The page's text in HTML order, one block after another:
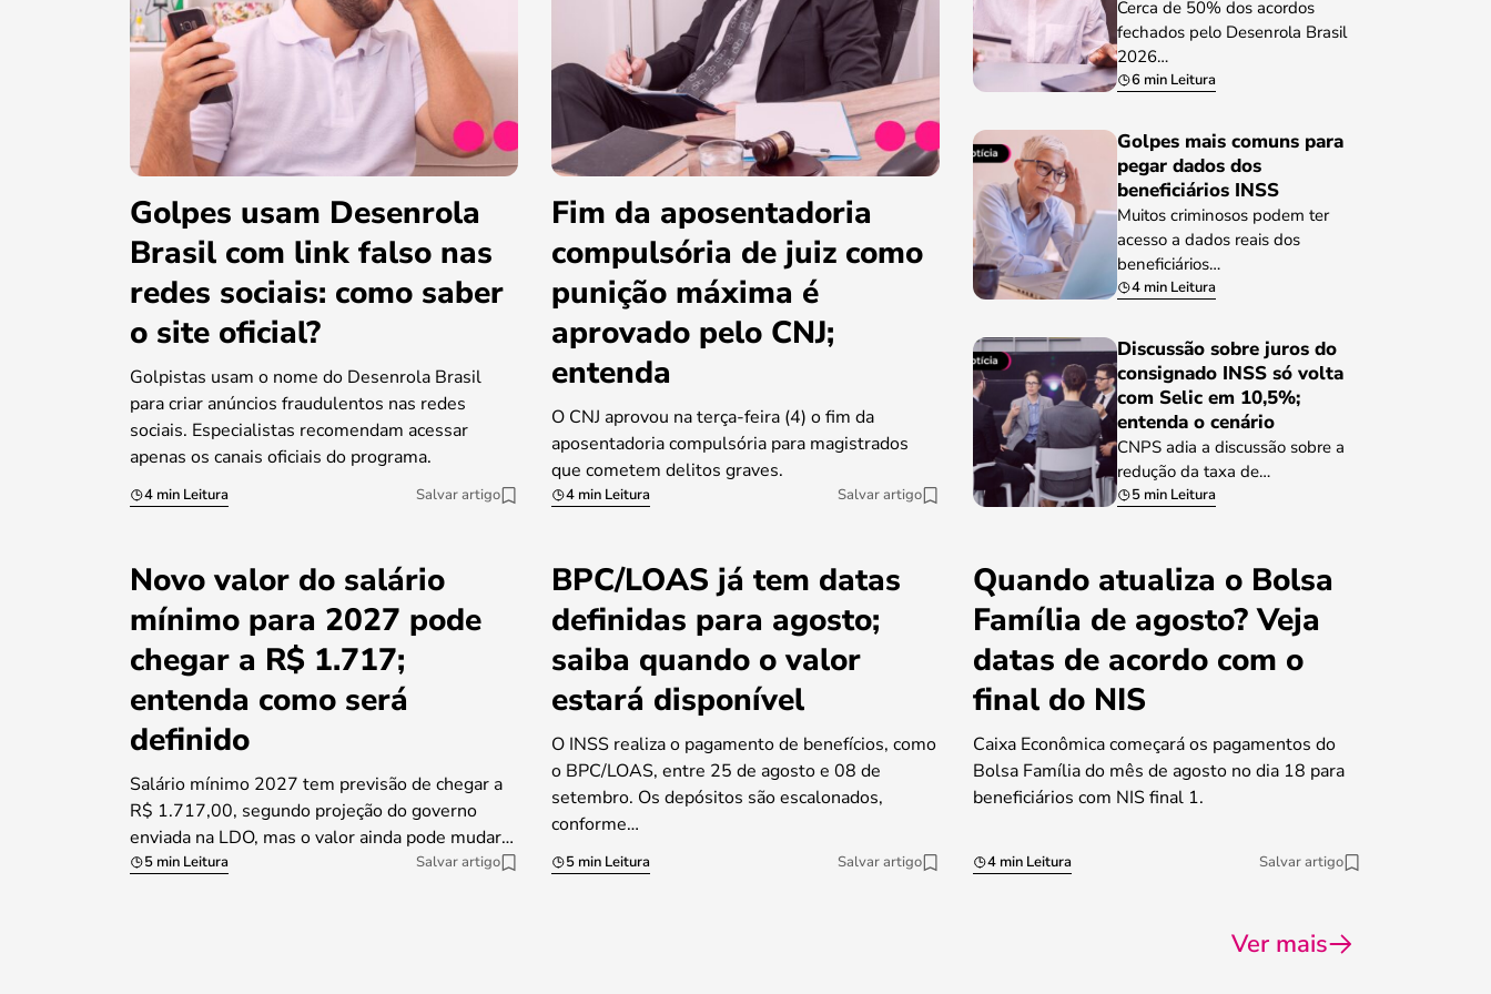
Golpes usam Desenrola
Brasil com link falso nas
redes sociais: como saber
o site oficial?
Golpistas usam o nome do Desenrola Brasil
para criar anúncios fraudulentos nas redes
sociais. Especialistas recomendam acessar
apenas os canais oficiais do programa.
4 min Leitura Salvar artigo
Fim da aposentadoria
compulsória de juiz como
punição máxima é
aprovado pelo CNJ;
entenda
O CNJ aprovou na terça-feira (4) o fim da
aposentadoria compulsória para magistrados
que cometem delitos graves.
4 min Leitura Salvar artigo
Cerca de 50% dos acordos
fechados pelo Desenrola Brasil
2026…
6 min Leitura
Golpes mais comuns para
pegar dados dos
beneficiários INSS
Muitos criminosos podem ter
acesso a dados reais dos
beneficiários…
4 min Leitura
Discussão sobre juros do
consignado INSS só volta
com Selic em 10,5%;
entenda o cenário
CNPS adia a discussão sobre a
redução da taxa de…
5 min Leitura
Novo valor do salário
mínimo para 2027 pode
chegar a R$ 1.717;
entenda como será
definido
Salário mínimo 2027 tem previsão de chegar a
R$ 1.717,00, segundo projeção do governo
enviada na LDO, mas o valor ainda pode mudar…
5 min Leitura Salvar artigo
BPC/LOAS já tem datas
definidas para agosto;
saiba quando o valor
estará disponível
O INSS realiza o pagamento de benefícios, como
o BPC/LOAS, entre 25 de agosto e 08 de
setembro. Os depósitos são escalonados,
conforme…
5 min Leitura Salvar artigo
Quando atualiza o Bolsa
Família de agosto? Veja
datas de acordo com o
final do NIS
Caixa Econômica começará os pagamentos do
Bolsa Família do mês de agosto no dia 18 para
beneficiários com NIS final 1.
4 min Leitura Salvar artigo
Ver mais